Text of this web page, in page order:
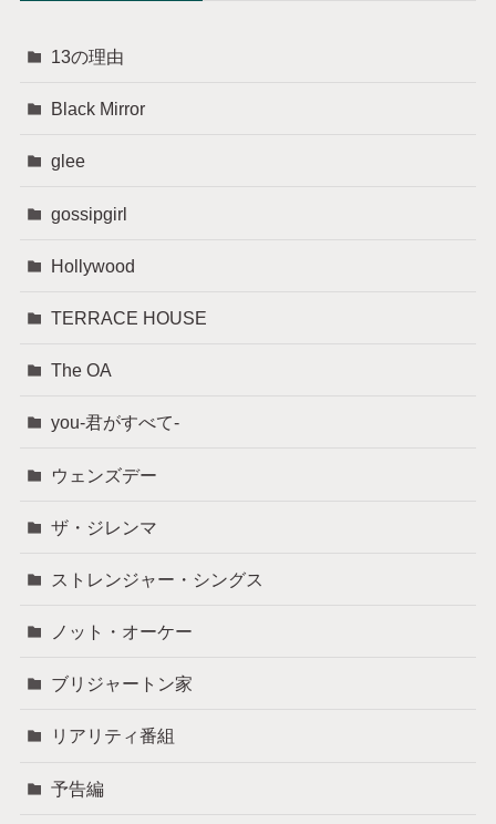
13の理由
Black Mirror
glee
gossipgirl
Hollywood
TERRACE HOUSE
The OA
you-君がすべて-
ウェンズデー
ザ・ジレンマ
ストレンジャー・シングス
ノット・オーケー
ブリジャートン家
リアリティ番組
予告編